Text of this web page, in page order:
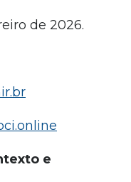
de 2026.
e